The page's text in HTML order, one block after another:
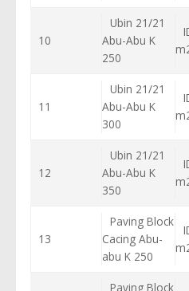
10
Ubin 21/21
Abu-Abu K
250
11
Ubin 21/21
Abu-Abu K
300
12
Ubin 21/21
Abu-Abu K
350
13
Paving Block
Cacing Abu-
abu K 250
Paving Block